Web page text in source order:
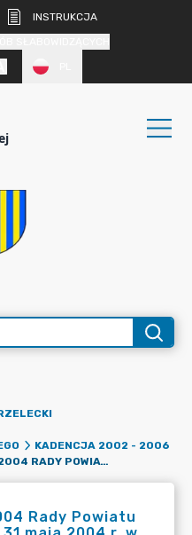
INSTRUKCJA
KADENCJA 2002 - 2006
UCHWAŁA NR XXII 133 2004 RADY POWIATU ZGORZELECKIEGO Z DNIA 31 MAJA 2004 R. W SPRAWIE WYRAŻENIA OPINII NA TEMAT PROJEKTU UCHWAŁY SEJMIKU WOJEWÓDZTWA DOLNOŚLĄSKIEGO W SPRAWIE PRZEKSZTAŁCENIA OBWODU LECZNICTWA KOLEJOWEGO WE WROCŁAWIU - SAMODZIELNEGO PUBLICZNEGO ZAKŁADU OPIEKI ZDROWOTNEJ.
Rady Powiatu